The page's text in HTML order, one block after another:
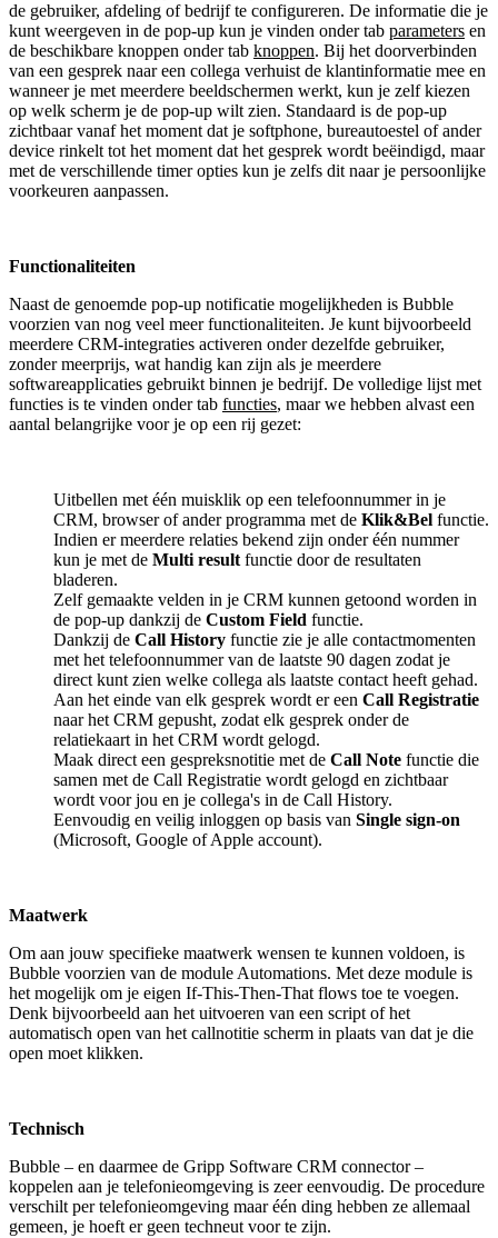
de gebruiker, afdeling of bedrijf te configureren. De informatie die je
kunt weergeven in de pop-up kun je vinden onder tab parameters en
de beschikbare knoppen onder tab knoppen. Bij het doorverbinden
van een gesprek naar een collega verhuist de klantinformatie mee en
wanneer je met meerdere beeldschermen werkt, kun je zelf kiezen
op welk scherm je de pop-up wilt zien. Standaard is de pop-up
zichtbaar vanaf het moment dat je softphone, bureautoestel of ander
device rinkelt tot het moment dat het gesprek wordt beëindigd, maar
met de verschillende timer opties kun je zelfs dit naar je persoonlijke
voorkeuren aanpassen.
Functionaliteiten
Naast de genoemde pop-up notificatie mogelijkheden is Bubble
voorzien van nog veel meer functionaliteiten. Je kunt bijvoorbeeld
meerdere CRM-integraties activeren onder dezelfde gebruiker,
zonder meerprijs, wat handig kan zijn als je meerdere
softwareapplicaties gebruikt binnen je bedrijf. De volledige lijst met
functies is te vinden onder tab functies, maar we hebben alvast een
aantal belangrijke voor je op een rij gezet:
Uitbellen met één muisklik op een telefoonnummer in je
CRM, browser of ander programma met de Klik&Bel functie.
Indien er meerdere relaties bekend zijn onder één nummer
kun je met de Multi resultfunctie door de resultaten
bladeren.
Zelf gemaakte velden in je CRM kunnen getoond worden in
de pop-up dankzij de Custom Field functie.
Dankzij de Call History functie zie je alle contactmomenten
met het telefoonnummer van de laatste 90 dagen zodat je
direct kunt zien welke collega als laatste contact heeft gehad.
Aan het einde van elk gesprek wordt er een Call Registratie
naar het CRM gepusht, zodat elk gesprek onder de
relatiekaart in het CRM wordt gelogd.
Maak direct een gespreksnotitie met de Call Note functie die
samen met de Call Registratie wordt gelogd en zichtbaar
wordt voor jou en je collega's in de Call History.
Eenvoudig en veilig inloggen op basis van Single sign-on
(Microsoft, Google of Apple account).
Maatwerk
Om aan jouw specifieke maatwerk wensen te kunnen voldoen, is
Bubble voorzien van de module Automations. Met deze module is
het mogelijk om je eigen If-This-Then-That flows toe te voegen.
Denk bijvoorbeeld aan het uitvoeren van een script of het
automatisch open van het callnotitie scherm in plaats van dat je die
open moet klikken.
Technisch
Bubble – en daarmee de Gripp Software CRM connector –
koppelen aan je telefonieomgeving is zeer eenvoudig. De procedure
verschilt per telefonieomgeving maar één ding hebben ze allemaal
gemeen, je hoeft er geen techneut voor te zijn.